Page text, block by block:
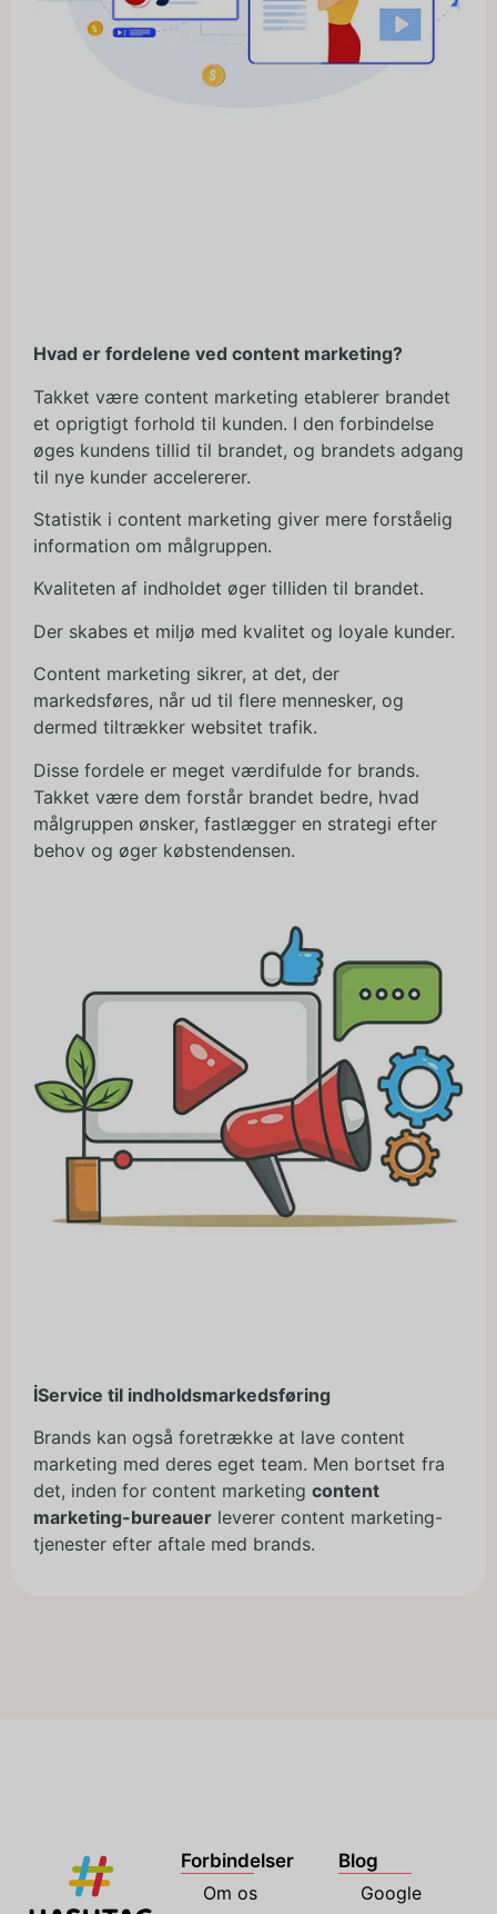
Hvad er fordelene ved content marketing?
Takket være content marketing etablerer brandet
et oprigtigt forhold til kunden. I den forbindelse
øges kundens tillid til brandet, og brandets adgang
til nye kunder accelererer.
Statistik i content marketing giver mere forståelig
information om målgruppen.
Kvaliteten af indholdet øger tilliden til brandet.
Der skabes et miljø med kvalitet og loyale kunder.
Content marketing sikrer, at det, der
markedsføres, når ud til flere mennesker, og
dermed tiltrækker websitet trafik.
Disse fordele er meget værdifulde for brands.
Takket være dem forstår brandet bedre, hvad
målgruppen ønsker, fastlægger en strategi efter
behov og øger købstendensen.
İService til indholdsmarkedsføring
Brands kan også foretrække at lave content
marketing med deres eget team. Men bortset fra
det, inden for content marketing content
marketing-bureauer leverer content marketing-
tjenester efter aftale med brands.
Forbindelser
Om os
Blog
Google